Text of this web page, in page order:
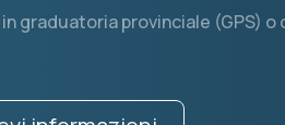
graduatoria provinciale (GPS)